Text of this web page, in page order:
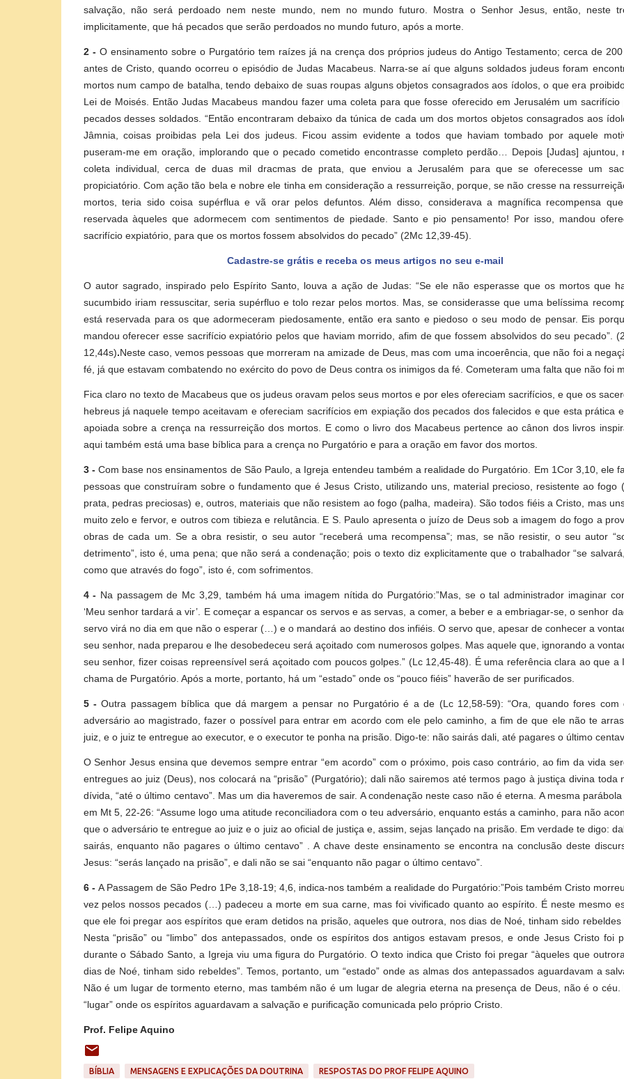
salvação, não será perdoado nem neste mundo, nem no mundo futuro. Mostra o Senhor Jesus, então, neste
implicitamente, que há pecados que serão perdoados no mundo futuro, após a morte.
2 -O ensinamento sobre o Purgatório tem raízes já na crença dos próprios judeus do Antigo Testamento; cerca de
antes de Cristo, quando ocorreu o episódio de Judas Macabeus. Narra-se aí que alguns soldados judeus foram
mortos num campo de batalha, tendo debaixo de suas roupas alguns objetos consagrados aos ídolos, o que era
Lei de Moisés. Então Judas Macabeus mandou fazer uma coleta para que fosse oferecido em Jerusalém um sacrifício
pecados desses soldados. “Então encontraram debaixo da túnica de cada um dos mortos objetos consagrados aos
Jâmnia, coisas proibidas pela Lei dos judeus. Ficou assim evidente a todos que haviam tombado por aquele
puseram-me em oração, implorando que o pecado cometido encontrasse completo perdão… Depois [Judas] ajuntou,
coleta individual, cerca de duas mil dracmas de prata, que enviou a Jerusalém para que se oferecesse um
propiciatório. Com ação tão bela e nobre ele tinha em consideração a ressurreição, porque, se não cresse na
mortos, teria sido coisa supérflua e vã orar pelos defuntos. Além disso, considerava a magnífica recompensa
reservada àqueles que adormecem com sentimentos de piedade. Santo e pio pensamento! Por isso, mandou
sacrifício expiatório, para que os mortos fossem absolvidos do pecado” (2Mc 12,39-45).
Cadastre-se grátis e receba os meus artigos no seu e-mail
O autor sagrado, inspirado pelo Espírito Santo, louva a ação de Judas: “Se ele não esperasse que os mortos que
sucumbido iriam ressuscitar, seria supérfluo e tolo rezar pelos mortos. Mas, se considerasse que uma belíssima
está reservada para os que adormeceram piedosamente, então era santo e piedoso o seu modo de pensar. Eis
mandou oferecer esse sacrifício expiatório pelos que haviam morrido, afim de que fossem absolvidos do seu pecado”.
12,44s).Neste caso, vemos pessoas que morreram na amizade de Deus, mas com uma incoerência, que não foi a
fé, já que estavam combatendo no exército do povo de Deus contra os inimigos da fé. Cometeram uma falta que não foi
Fica claro no texto de Macabeus que os judeus oravam pelos seus mortos e por eles ofereciam sacrifícios, e que os
hebreus já naquele tempo aceitavam e ofereciam sacrifícios em expiação dos pecados dos falecidos e que esta prática
apoiada sobre a crença na ressurreição dos mortos. E como o livro dos Macabeus pertence ao cânon dos livros
aqui também está uma base bíblica para a crença no Purgatório e para a oração em favor dos mortos.
3 -Com base nos ensinamentos de São Paulo, a Igreja entendeu também a realidade do Purgatório. Em 1Cor 3,10, ele
pessoas que construíram sobre o fundamento que é Jesus Cristo, utilizando uns, material precioso, resistente ao fogo
prata, pedras preciosas) e, outros, materiais que não resistem ao fogo (palha, madeira). São todos fiéis a Cristo, mas
muito zelo e fervor, e outros com tibieza e relutância. E S. Paulo apresenta o juízo de Deus sob a imagem do fogo a
obras de cada um. Se a obra resistir, o seu autor “receberá uma recompensa”; mas, se não resistir, o seu autor
detrimento”, isto é, uma pena; que não será a condenação; pois o texto diz explicitamente que o trabalhador “se
como que através do fogo”, isto é, com sofrimentos.
4 - Na passagem de Mc 3,29, também há uma imagem nítida do Purgatório:”Mas, se o tal administrador imaginar
‘Meu senhor tardará a vir’. E começar a espancar os servos e as servas, a comer, a beber e a embriagar-se, o senhor
servo virá no dia em que não o esperar (…) e o mandará ao destino dos infiéis. O servo que, apesar de conhecer a
seu senhor, nada preparou e lhe desobedeceu será açoitado com numerosos golpes. Mas aquele que, ignorando a
seu senhor, fizer coisas repreensível será açoitado com poucos golpes.” (Lc 12,45-48). É uma referência clara ao que a
chama de Purgatório. Após a morte, portanto, há um “estado” onde os “pouco fiéis” haverão de ser purificados.
5 -Outra passagem bíblica que dá margem a pensar no Purgatório é a de (Lc 12,58-59): “Ora, quando fores com
adversário ao magistrado, fazer o possível para entrar em acordo com ele pelo caminho, a fim de que ele não te
juiz, e o juiz te entregue ao executor, e o executor te ponha na prisão. Digo-te: não sairás dali, até pagares o último
O Senhor Jesus ensina que devemos sempre entrar “em acordo” com o próximo, pois caso contrário, ao fim da vida
entregues ao juiz (Deus), nos colocará na “prisão” (Purgatório); dali não sairemos até termos pago à justiça divina toda
dívida, “até o último centavo”. Mas um dia haveremos de sair. A condenação neste caso não é eterna. A mesma parábola
em Mt 5, 22-26: “Assume logo uma atitude reconciliadora com o teu adversário, enquanto estás a caminho, para não
que o adversário te entregue ao juiz e o juiz ao oficial de justiça e, assim, sejas lançado na prisão. Em verdade te digo:
sairás, enquanto não pagares o último centavo” . A chave deste ensinamento se encontra na conclusão deste
Jesus: “serás lançado na prisão”, e dali não se sai “enquanto não pagar o último centavo”.
6 -A Passagem de São Pedro 1Pe 3,18-19; 4,6, indica-nos também a realidade do Purgatório:”Pois também Cristo
vez pelos nossos pecados (…) padeceu a morte em sua carne, mas foi vivificado quanto ao espírito. É neste mesmo
que ele foi pregar aos espíritos que eram detidos na prisão, aqueles que outrora, nos dias de Noé, tinham sido
Nesta “prisão” ou “limbo” dos antepassados, onde os espíritos dos antigos estavam presos, e onde Jesus Cristo foi
durante o Sábado Santo, a Igreja viu uma figura do Purgatório. O texto indica que Cristo foi pregar “àqueles que
dias de Noé, tinham sido rebeldes”. Temos, portanto, um “estado” onde as almas dos antepassados aguardavam a
Não é um lugar de tormento eterno, mas também não é um lugar de alegria eterna na presença de Deus, não é o céu.
“lugar” onde os espíritos aguardavam a salvação e purificação comunicada pelo próprio Cristo.
Prof. Felipe Aquino
BÍBLIA MENSAGENS E EXPLICAÇÕES DA DOUTRINA RESPOSTAS DO PROF FELIPE AQUINO